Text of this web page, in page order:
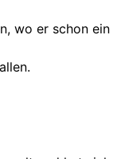
wo er schon ein